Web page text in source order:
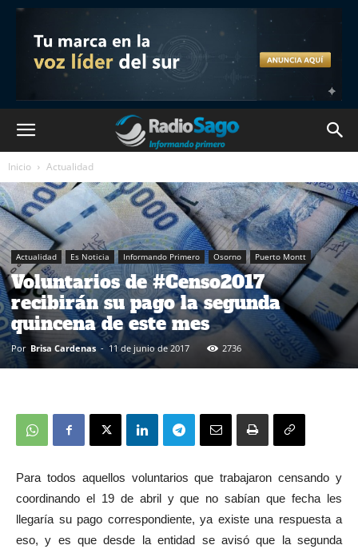
Inicio Actualidad
Actualidad Es Noticia Informando Primero Osorno Puerto Montt
Voluntarios de #Censo2017
recibirán su pago la segunda
quincena de este mes
Por Brisa Cardenas - 11 de junio de 2017 2736
Para todos aquellos voluntarios que trabajaron censando y
coordinando el 19 de abril y que no sabían que fecha les
llegaría su pago correspondiente, ya existe una respuesta a
eso, y es que desde la entidad se avisó que la segunda